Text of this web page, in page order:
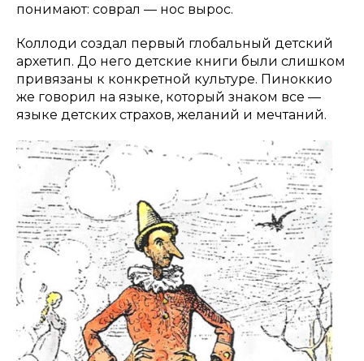
понимают: соврал — нос вырос.
Коллоди создал первый глобальный детский
архетип. До него детские книги были слишком
привязаны к конкретной культуре. Пиноккио
же говорил на языке, который знаком все —
языке детских страхов, желаний и мечтаний.